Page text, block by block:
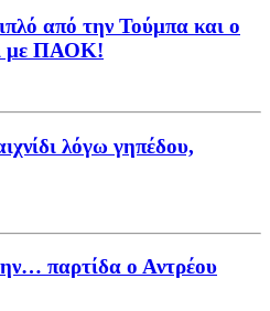
από την Τούμπα και ο
με ΠΑΟΚ!
λόγω γηπέδου,
παρτίδα ο Αντρέου